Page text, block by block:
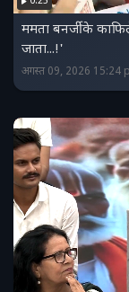
ममता बनर्जी के
जाता...!'
अगस्त 09, 2026 15:24